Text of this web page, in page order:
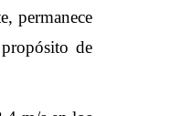
permanece
de